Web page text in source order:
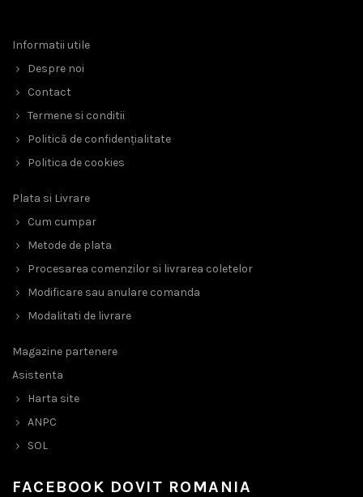
Informatii utile
Despre noi
Contact
Termene si conditii
Politică de confidențialitate
Politica de cookies
Plata si Livrare
Cum cumpar
Metode de plata
Procesarea comenzilor si livrarea coletelor
Modificare sau anulare comanda
Modalitati de livrare
Magazine partenere
Asistenta
Harta site
ANPC
SOL
FACEBOOK DOVIT ROMANIA